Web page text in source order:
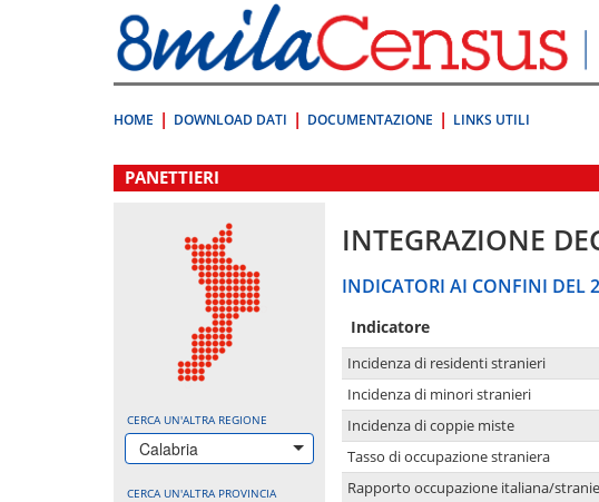
direttamente
a:
Contenuto
HOME DOWNLOAD DATI DOCUMENTAZIONE LINKS UTILI
.
PANETTIERI
CERCA UN'ALTRA REGIONE
Calabria
CERCA UN'ALTRA PROVINCIA
INTEGRAZIONE
INDICATORI AI CONFINI DEL
Indicatore
Incidenza di residenti stranieri
Incidenza di minori stranieri
Incidenza di coppie miste
Tasso di occupazione straniera
Rapporto occupazione italiana/